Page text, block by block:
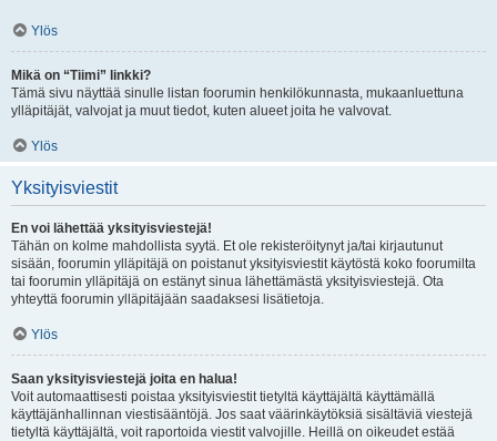
Ylös
Mikä on “Tiimi” linkki?
Tämä sivu näyttää sinulle listan foorumin henkilökunnasta, mukaanluettuna
ylläpitäjät, valvojat ja muut tiedot, kuten alueet joita he valvovat.
Ylös
Yksityisviestit
En voi lähettää yksityisviestejä!
Tähän on kolme mahdollista syytä. Et ole rekisteröitynyt ja/tai kirjautunut
sisään, foorumin ylläpitäjä on poistanut yksityisviestit käytöstä koko foorumilta
tai foorumin ylläpitäjä on estänyt sinua lähettämästä yksityisviestejä. Ota
yhteyttä foorumin ylläpitäjään saadaksesi lisätietoja.
Ylös
Saan yksityisviestejä joita en halua!
Voit automaattisesti poistaa yksityisviestit tietyltä käyttäjältä käyttämällä
käyttäjänhallinnan viestisääntöjä. Jos saat väärinkäytöksiä sisältäviä viestejä
tietyltä käyttäjältä, voit raportoida viestit valvojille. Heillä on oikeudet estää